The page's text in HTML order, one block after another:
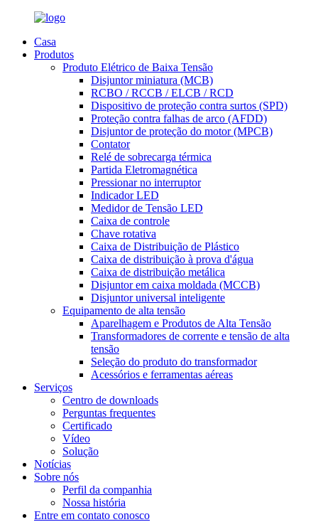
Casa
Produtos
Produto Elétrico de Baixa Tensão
Disjuntor miniatura (MCB)
RCBO / RCCB / ELCB / RCD
Dispositivo de proteção contra surtos (SPD)
Proteção contra falhas de arco (AFDD)
Disjuntor de proteção do motor (MPCB)
Contator
Relé de sobrecarga térmica
Partida Eletromagnética
Pressionar no interruptor
Indicador LED
Medidor de Tensão LED
Caixa de controle
Chave rotativa
Caixa de Distribuição de Plástico
Caixa de distribuição à prova d'água
Caixa de distribuição metálica
Disjuntor em caixa moldada (MCCB)
Disjuntor universal inteligente
Equipamento de alta tensão
Aparelhagem e Produtos de Alta Tensão
Transformadores de corrente e tensão de alta
tensão
Seleção do produto do transformador
Acessórios e ferramentas aéreas
Serviços
Centro de downloads
Perguntas frequentes
Certificado
Vídeo
Solução
Notícias
Sobre nós
Perfil da companhia
Nossa história
Entre em contato conosco